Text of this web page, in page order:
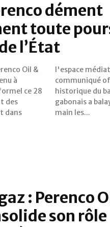
dément
toute
l’État
Oil &
à
ce 28
des
dans
Dans un
de
main les...
: Perenco
son rôle